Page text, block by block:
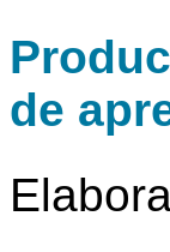
de